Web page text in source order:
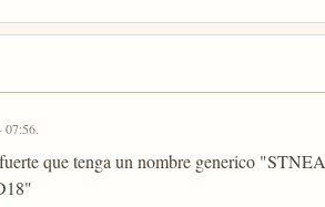
07:56.
que tenga un nombre generico